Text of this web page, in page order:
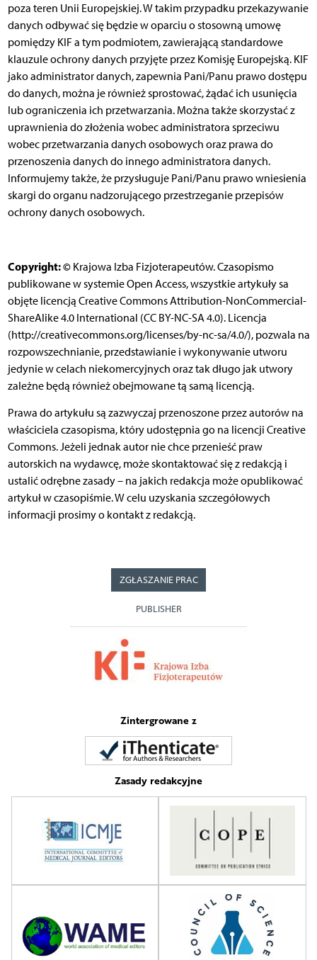
poza teren Unii Europejskiej. W takim przypadku przekazywanie
danych odbywać się będzie w oparciu o stosowną umowę
pomiędzy KIF a tym podmiotem, zawierającą standardowe
klauzule ochrony danych przyjęte przez Komisję Europejską. KIF
jako administrator danych, zapewnia Pani/Panu prawo dostępu
do danych, można je również sprostować, żądać ich usunięcia
lub ograniczenia ich przetwarzania. Można także skorzystać z
uprawnienia do złożenia wobec administratora sprzeciwu
wobec przetwarzania danych osobowych oraz prawa do
przenoszenia danych do innego administratora danych.
Informujemy także, że przysługuje Pani/Panu prawo wniesienia
skargi do organu nadzorującego przestrzeganie przepisów
ochrony danych osobowych.
Copyright: ©Krajowa Izba Fizjoterapeutów. Czasopismo
publikowane w systemie Open Access, wszystkie artykuły sa
objęte licencją Creative Commons Attribution-NonCommercial-
ShareAlike 4.0 International (CC BY-NC-SA 4.0). Licencja
(http://creativecommons.org/licenses/by-nc-sa/4.0/), pozwala na
rozpowszechnianie, przedstawianie i wykonywanie utworu
jedynie w celach niekomercyjnych oraz tak długo jak utwory
zależne będą również obejmowane tą samą licencją.
Prawa do artykułu są zazwyczaj przenoszone przez autorów na
właściciela czasopisma, który udostępnia go na licencji Creative
Commons. Jeżeli jednak autor nie chce przenieść praw
autorskich na wydawcę, może skontaktować się z redakcją i
ustalić odrębne zasady – na jakich redakcja może opublikować
artykuł w czasopiśmie. W celu uzyskania szczegółowych
informacji prosimy o kontakt z redakcją.
ZGŁASZANIE PRAC
PUBLISHER
Zintergrowane z
Zasady redakcyjne